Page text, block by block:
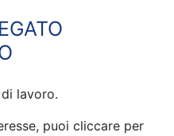
lavoro.
puoi cliccare per